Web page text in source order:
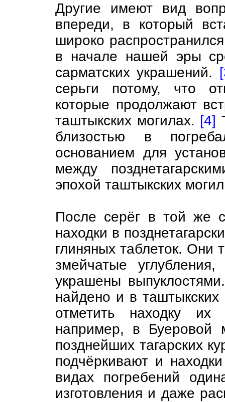
Другие имеют вид
впереди, в который
широко
в начале нашей эры
сарматских украшений.
серьги потому, что
которые продолжают
таштыкских могилах. [4]
близостью в
основанием для
между
эпохой таштыкских
После серёг в той же
находки в
глиняных таблеток. Они
змейчатые
украшены
найдено и в
отметить находку их
например, в
позднейших тагарских
подчёркивают и
видах погребений
изготовления и даже